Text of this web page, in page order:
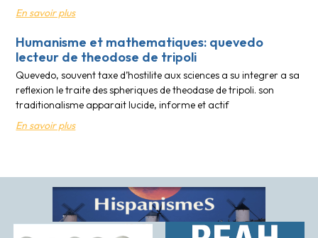
En savoir plus
Humanisme et mathematiques: quevedo
lecteur de theodose de tripoli
Quevedo, souvent taxe d’hostilite aux sciences a su integrer a sa
reflexion le traite des spheriques de theodase de tripoli. son
traditionalisme apparait lucide, informe et actif
En savoir plus